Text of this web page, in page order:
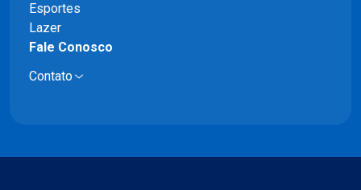
Esportes
Lazer
Fale Conosco
Contato